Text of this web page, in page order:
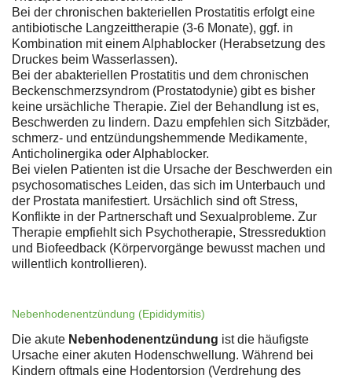
Bei der chronischen bakteriellen Prostatitis erfolgt eine
antibiotische Langzeittherapie (3-6 Monate), ggf. in
Kombination mit einem Alphablocker (Herabsetzung des
Druckes beim Wasserlassen).
Bei der abakteriellen Prostatitis und dem chronischen
Beckenschmerzsyndrom (Prostatodynie) gibt es bisher
keine ursächliche Therapie. Ziel der Behandlung ist es,
Beschwerden zu lindern. Dazu empfehlen sich Sitzbäder,
schmerz- und entzündungshemmende Medikamente,
Anticholinergika oder Alphablocker.
Bei vielen Patienten ist die Ursache der Beschwerden ein
psychosomatisches Leiden, das sich im Unterbauch und
der Prostata manifestiert. Ursächlich sind oft Stress,
Konflikte in der Partnerschaft und Sexualprobleme. Zur
Therapie empfiehlt sich Psychotherapie, Stressreduktion
und Biofeedback (Körpervorgänge bewusst machen und
willentlich kontrollieren).
Nebenhodenentzündung (Epididymitis)
Die akute Nebenhodenentzündung ist die häufigste
Ursache einer akuten Hodenschwellung. Während bei
Kindern oftmals eine Hodentorsion (Verdrehung des